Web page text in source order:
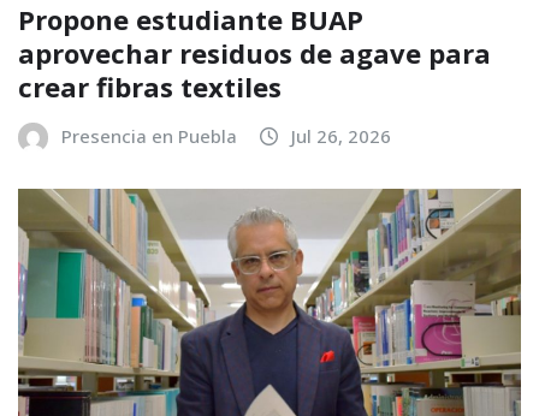
Propone estudiante BUAP
aprovechar residuos de agave para
crear fibras textiles
Presencia en Puebla Jul 26, 2026